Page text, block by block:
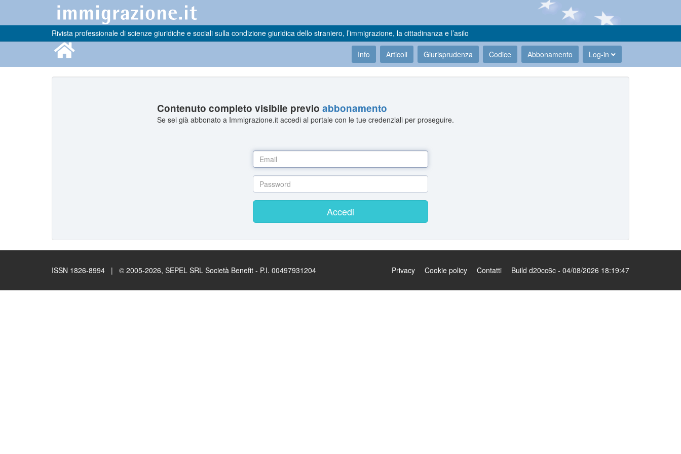
Rivista professionale di scienze giuridiche e sociali sulla condizione giuridica dello straniero, l’immigrazione, la cittadinanza e l’asilo
Info Articoli Giurisprudenza Codice Abbonamento Log-in
Contenuto completo visibile previoabbonamento
Se sei già abbonato a Immigrazione.it accedi al portale con le tue credenziali per proseguire.
Accedi
ISSN 1826-8994 | © 2005-2026, SEPEL SRL Società Benefit - P.I. 00497931204 Privacy Cookie policy Contatti Build d20cc6c - 04/08/2026 18:19:47